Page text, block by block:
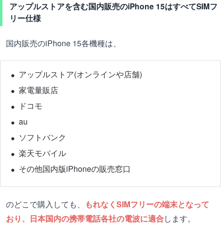
アップルストアを含む国内販売のiPhone 15はすべてSIMフ
リー仕様
国内販売のiPhone 15各機種は、
アップルストア(オンラインや店舗)
家電量販店
ドコモ
au
ソフトバンク
楽天モバイル
その他国内版iPhoneの販売窓口
のどこで購入しても、
もれなくSIMフリーの端末となって
おり、日本国内の携帯電話各社の電波に適合します。